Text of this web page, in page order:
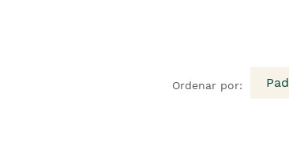
Ordenar por: